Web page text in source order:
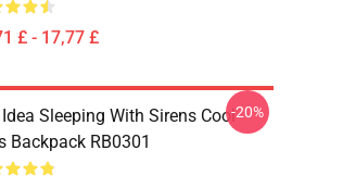
£ - 17,77 £
Sleeping With Sirens Cool
Backpack RB0301
-20%